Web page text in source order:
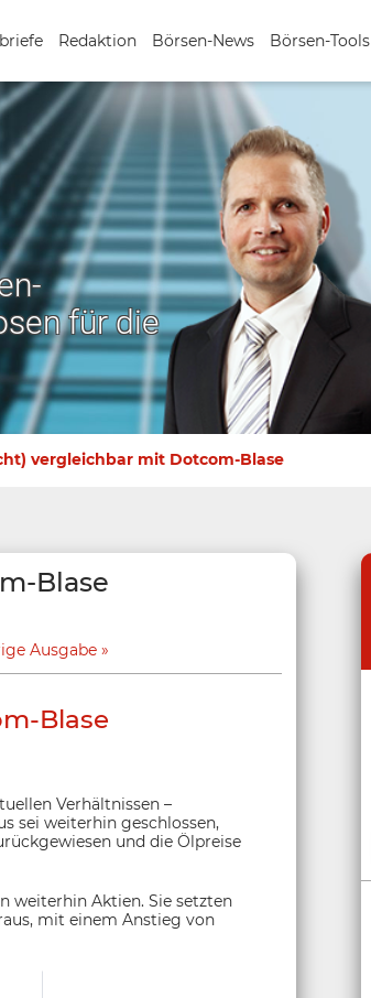
Redaktion Börsen-News Börsen-Tools
für die
vergleichbar mit Dotcom-Blase
Blase
Ausgabe
Blase
Verhältnissen –
sei weiterhin geschlossen,
und die Ölpreise
weiterhin Aktien. Sie setzten
mit einem Anstieg von